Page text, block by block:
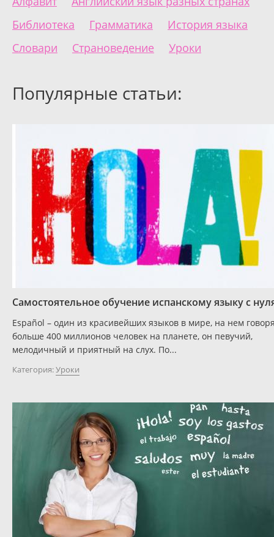
Библиотека
Грамматика
История языка
Словари
Страноведение Уроки
Популярные статьи:
Самостоятельное обучение испанскому языку с
Español – один из красивейших языков в мире, на нем
больше 400 миллионов человек на планете, он певучий,
мелодичный и приятный на слух. По...
Категория:Уроки